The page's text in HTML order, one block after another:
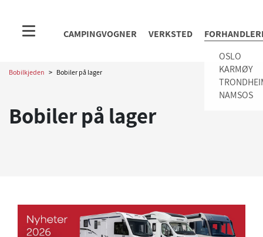
CAMPINGVOGNER VERKSTED
OSLO
KARMØY
NAMSOS
Bobilkjeden > Bobiler på lager
Bobiler på lager